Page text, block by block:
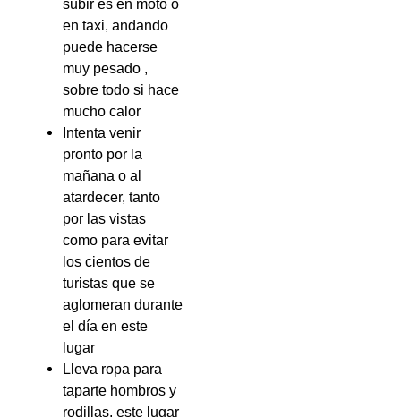
subir es en moto o
en taxi, andando
puede hacerse
muy pesado ,
sobre todo si hace
mucho calor
Intenta venir
pronto por la
mañana o al
atardecer, tanto
por las vistas
como para evitar
los cientos de
turistas que se
aglomeran durante
el día en este
lugar
Lleva ropa para
taparte hombros y
rodillas, este lugar